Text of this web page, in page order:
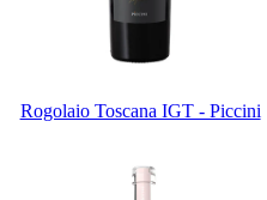
Rogolaio Toscana IGT - Piccini